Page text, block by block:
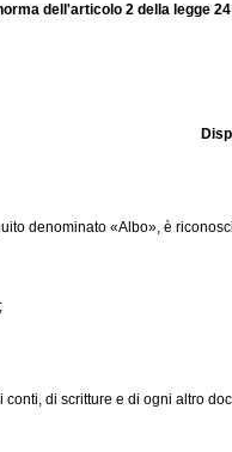
dell'articolo 2 della legge
denominato «Albo», è
di scritture e di ogni altro